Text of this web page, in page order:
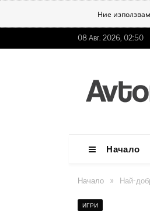
Ние
08 Авг. 2026, 02:50
Начало
Начало » Най-
ИГРИ